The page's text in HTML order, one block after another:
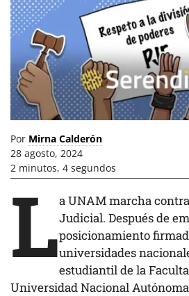
Por Mirna Calderón
28 agosto, 2024
2 minutos, 4 segundos
La UNAM marcha
Judicial. Después de
posicionamiento
universidades
estudiantil de la
Universidad Nacional